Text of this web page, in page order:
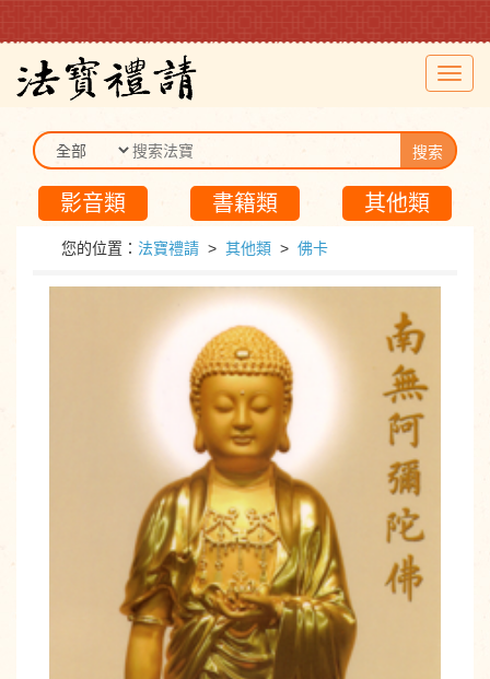
搜索
影音類 書籍類 其他類
您的位置： 法寶禮請 > 其他類 > 佛卡